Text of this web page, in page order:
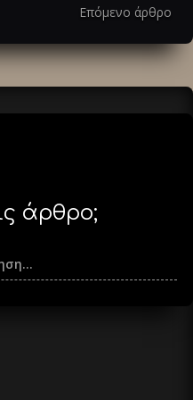
Επόμενο άρθρο
άρθρο;